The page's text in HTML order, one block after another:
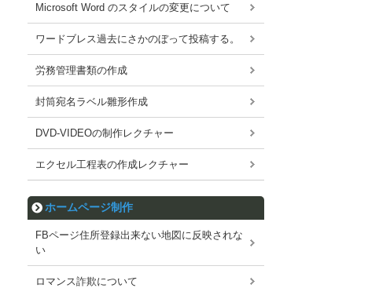
Microsoft Word のスタイルの変更について
ワードブレス過去にさかのぼって投稿する。
労務管理書類の作成
封筒宛名ラベル雛形作成
DVD-VIDEOの制作レクチャー
エクセル工程表の作成レクチャー
ホームページ制作
FBページ住所登録出来ない地図に反映されな
い
ロマンス詐欺について